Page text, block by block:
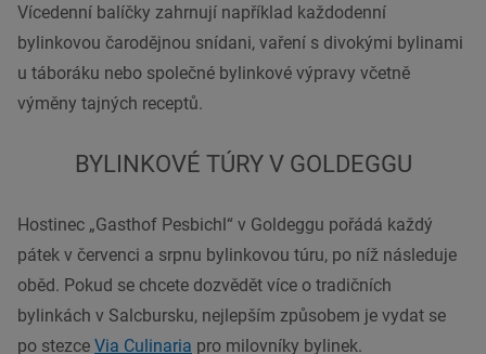
Vícedenní balíčky zahrnují například každodenní
bylinkovou čarodějnou snídani, vaření s divokými bylinami
u táboráku nebo společné bylinkové výpravy včetně
výměny tajných receptů.
BYLINKOVÉ TÚRY V GOLDEGGU
Hostinec „Gasthof Pesbichl“ v Goldeggu pořádá každý
pátek v červenci a srpnu bylinkovou túru, po níž následuje
oběd. Pokud se chcete dozvědět více o tradičních
bylinkách v Salcbursku, nejlepším způsobem je vydat se
po stezce Via Culinaria pro milovníky bylinek.